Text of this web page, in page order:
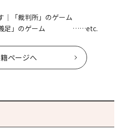
│「裁判所」のゲーム
「義足」のゲーム ……etc.
ページへ